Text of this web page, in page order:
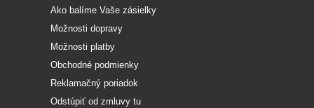
Ako balíme Vaše zásielky
Možnosti dopravy
Možnosti platby
Obchodné podmienky
Reklamačný poriadok
Odstúpiť od zmluvy tu